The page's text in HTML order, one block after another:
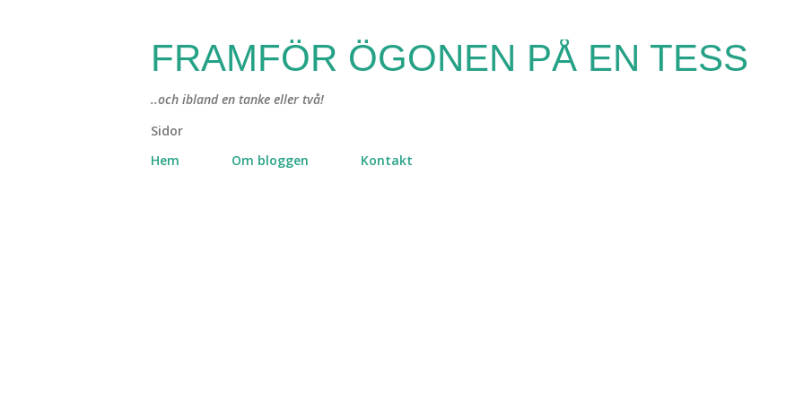
FRAMFÖR ÖGONEN PÅ EN TESS
..och ibland en tanke eller två!
Sidor
Hem
Om bloggen Kontakt